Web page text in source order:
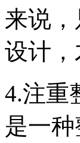
来说
设计
4.注重
是一